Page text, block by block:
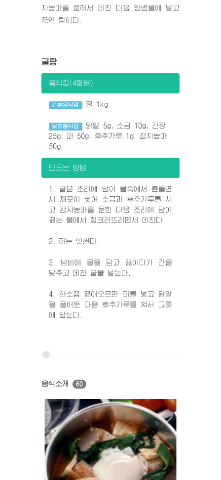
자농마를 묻혀서 데친 다음 양념물에 넣고
끓인 탕이다.
굴탕
음식감(4명분)
기본음식감 굴 1kg
보조음식감
닭알 5g, 소금 10g, 간장
25g, 파 50g, 후추가루 1g, 감자농마
50g
만드는 방법
1. 굴은 조리에 담아 물속에서 흔들면
서 깨끗이 씻어 소금과 후추가루를 치
고 감자농마를 묻힌 다음 조리에 담아
끓는 물에서 헝크러뜨리면서 데친다.
2. 파는 엇썬다.
3. 남비에 물을 담고 끓이다가 간을
맞추고 데친 굴을 넣는다.
4. 한소끔 끓어오르면 파를 넣고 닭알
을 풀어둔 다음 후추가루를 쳐서 그릇
에 담는다.
음식소개 60